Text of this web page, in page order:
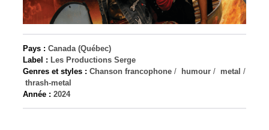
Pays : Canada (Québec)
Label : Les Productions Serge
Genres et styles : Chanson francophone / humour / metal /
thrash-metal
Année : 2024